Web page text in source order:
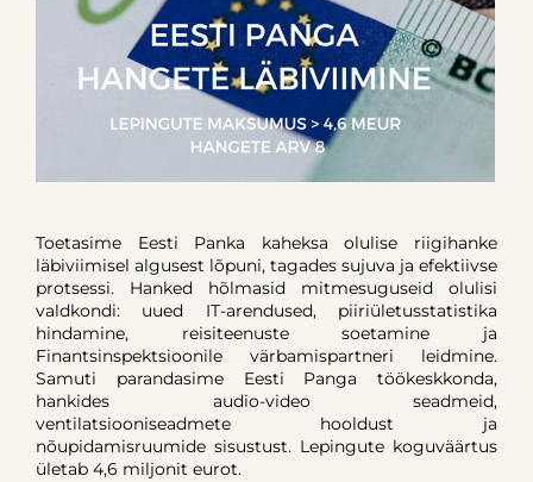
Toetasime Eesti Panka kaheksa olulise riigihanke
läbiviimisel algusest lõpuni, tagades sujuva ja efektiivse
protsessi. Hanked hõlmasid mitmesuguseid olulisi
valdkondi: uued IT-arendused, piiriületusstatistika
hindamine, reisiteenuste soetamine ja
Finantsinspektsioonile värbamispartneri leidmine.
Samuti parandasime Eesti Panga töökeskkonda,
hankides audio-video seadmeid,
ventilatsiooniseadmete hooldust ja
nõupidamisruumide sisustust. Lepingute koguväärtus
ületab 4,6 miljonit eurot.